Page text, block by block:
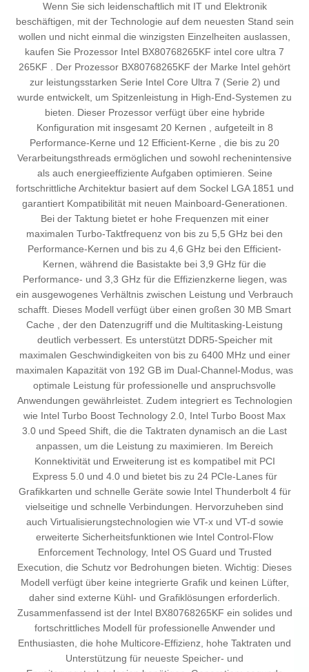
Wenn Sie sich leidenschaftlich mit IT und Elektronik
beschäftigen, mit der Technologie auf dem neuesten Stand sein
wollen und nicht einmal die winzigsten Einzelheiten auslassen,
kaufen Sie Prozessor Intel BX80768265KF intel core ultra 7
265KF . Der Prozessor BX80768265KF der Marke Intel gehört
zur leistungsstarken Serie Intel Core Ultra 7 (Serie 2) und
wurde entwickelt, um Spitzenleistung in High-End-Systemen zu
bieten. Dieser Prozessor verfügt über eine hybride
Konfiguration mit insgesamt 20 Kernen , aufgeteilt in 8
Performance-Kerne und 12 Efficient-Kerne , die bis zu 20
Verarbeitungsthreads ermöglichen und sowohl rechenintensive
als auch energieeffiziente Aufgaben optimieren. Seine
fortschrittliche Architektur basiert auf dem Sockel LGA 1851 und
garantiert Kompatibilität mit neuen Mainboard-Generationen.
Bei der Taktung bietet er hohe Frequenzen mit einer
maximalen Turbo-Taktfrequenz von bis zu 5,5 GHz bei den
Performance-Kernen und bis zu 4,6 GHz bei den Efficient-
Kernen, während die Basistakte bei 3,9 GHz für die
Performance- und 3,3 GHz für die Effizienzkerne liegen, was
ein ausgewogenes Verhältnis zwischen Leistung und Verbrauch
schafft. Dieses Modell verfügt über einen großen 30 MB Smart
Cache , der den Datenzugriff und die Multitasking-Leistung
deutlich verbessert. Es unterstützt DDR5-Speicher mit
maximalen Geschwindigkeiten von bis zu 6400 MHz und einer
maximalen Kapazität von 192 GB im Dual-Channel-Modus, was
optimale Leistung für professionelle und anspruchsvolle
Anwendungen gewährleistet. Zudem integriert es Technologien
wie Intel Turbo Boost Technology 2.0, Intel Turbo Boost Max
3.0 und Speed Shift, die die Taktraten dynamisch an die Last
anpassen, um die Leistung zu maximieren. Im Bereich
Konnektivität und Erweiterung ist es kompatibel mit PCI
Express 5.0 und 4.0 und bietet bis zu 24 PCIe-Lanes für
Grafikkarten und schnelle Geräte sowie Intel Thunderbolt 4 für
vielseitige und schnelle Verbindungen. Hervorzuheben sind
auch Virtualisierungstechnologien wie VT-x und VT-d sowie
erweiterte Sicherheitsfunktionen wie Intel Control-Flow
Enforcement Technology, Intel OS Guard und Trusted
Execution, die Schutz vor Bedrohungen bieten. Wichtig: Dieses
Modell verfügt über keine integrierte Grafik und keinen Lüfter,
daher sind externe Kühl- und Grafiklösungen erforderlich.
Zusammenfassend ist der Intel BX80768265KF ein solides und
fortschrittliches Modell für professionelle Anwender und
Enthusiasten, die hohe Multicore-Effizienz, hohe Taktraten und
Unterstützung für neueste Speicher- und